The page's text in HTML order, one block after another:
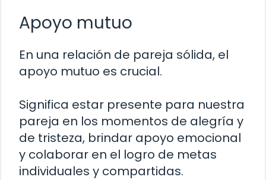
Apoyo mutuo
En una relación de pareja sólida, el
apoyo mutuo es crucial.
Significa estar presente para nuestra
pareja en los momentos de alegría y
de tristeza, brindar apoyo emocional
y colaborar en el logro de metas
individuales y compartidas.